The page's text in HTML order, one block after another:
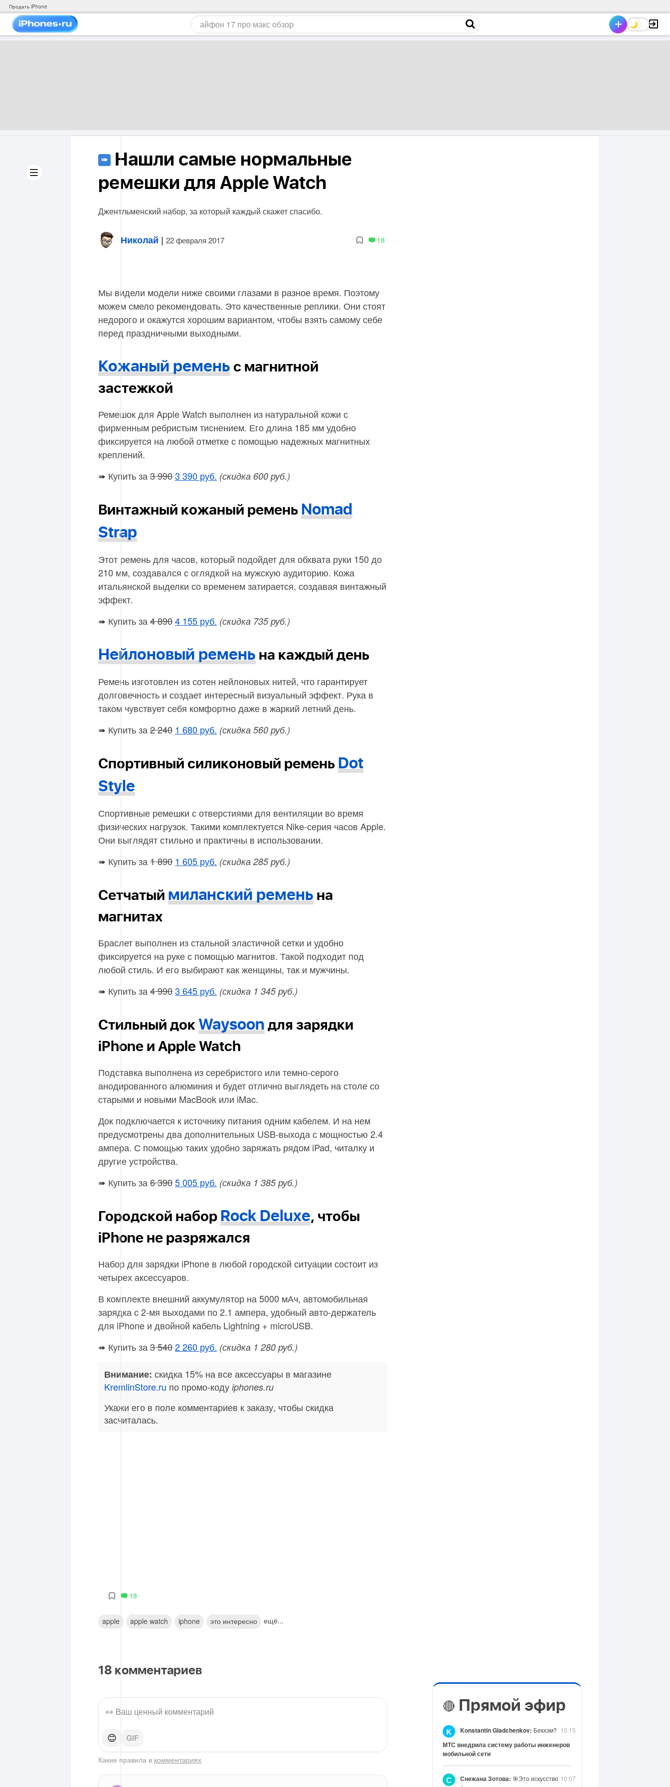
Продать iPhone
➠
Нашли самые нормальные
ремешки для Apple Watch
Джентльменский набор, за который каждый скажет спасибо.
Николай | 22 февраля 2017 18
Мы видели модели ниже своими глазами в разное время. Поэтому
можем смело рекомендовать. Это качественные реплики. Они стоят
недорого и окажутся хорошим вариантом, чтобы взять самому себе
перед праздничными выходными.
Кожаный ремень с магнитной
застежкой
Ремешок для Apple Watch выполнен из натуральной кожи с
фирменным ребристым тиснением. Его длина 185 мм удобно
фиксируется на любой отметке с помощью надежных магнитных
креплений.
➠ Купить за 3 9903 390 руб. (скидка 600 руб.)
Винтажный кожаный ремень Nomad
Strap
Этот ремень для часов, который подойдет для обхвата руки 150 до
210 мм, создавался с оглядкой на мужскую аудиторию. Кожа
итальянской выделки со временем затирается, создавая винтажный
эффект.
➠ Купить за 4 8904 155 руб. (скидка 735 руб.)
Нейлоновый ремень на каждый день
Ремень изготовлен из сотен нейлоновых нитей, что гарантирует
долговечность и создает интересный визуальный эффект. Рука в
таком чувствует себя комфортно даже в жаркий летний день.
➠ Купить за 2 240 1 680 руб. (скидка 560 руб.)
Спортивный силиконовый ремень Dot
Style
Спортивные ремешки с отверстиями для вентиляции во время
физических нагрузок. Такими комплектуется Nike-серия часов Apple.
Они выглядят стильно и практичны в использовании.
➠ Купить за 1 890 1 605 руб. (скидка 285 руб.)
Сетчатый миланский ремень на
магнитах
Браслет выполнен из стальной эластичной сетки и удобно
фиксируется на руке с помощью магнитов. Такой подходит под
любой стиль. И его выбирают как женщины, так и мужчины.
➠ Купить за 4 9903 645 руб. (скидка 1 345 руб.)
Стильный док Waysoon для зарядки
iPhone и Apple Watch
Подставка выполнена из серебристого или темно-серого
анодированного алюминия и будет отлично выглядеть на столе со
старыми и новыми MacBook или iMac.
Док подключается к источнику питания одним кабелем. И на нем
предусмотрены два дополнительных USB-выхода с мощностью 2.4
ампера. С помощью таких удобно заряжать рядом iPad, читалку и
другие устройства.
➠ Купить за 6 3905 005 руб. (скидка 1 385 руб.)
Городской набор Rock Deluxe, чтобы
iPhone не разряжался
Набор для зарядки iPhone в любой городской ситуации состоит из
четырех аксессуаров.
В комплекте внешний аккумулятор на 5000 мАч, автомобильная
зарядка с 2-мя выходами по 2.1 ампера, удобный авто-держатель
для iPhone и двойной кабель Lightning + microUSB.
➠ Купить за 3 5402 260 руб. (скидка 1 280 руб.)
Внимание: скидка 15% на все аксессуары в магазине
KremlinStore.ru по промо-коду iphones.ru
Укажи его в поле комментариев к заказу, чтобы скидка
засчиталась.
18
apple apple watch iphone это интересно ещё...
18 комментариев
😊
Какие правила в комментариях
🔴 Прямой эфир
10:15
K Konstantin Gladchenkov: Бекхэм?
МТС внедрила систему работы инженеров
мобильной сети
10:07
С Снежана Зотова: 🎯Это искусство